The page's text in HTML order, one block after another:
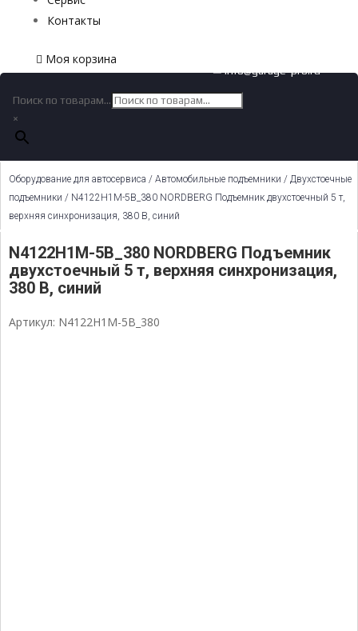
Контакты
Моя корзина
✉ info@garage-pro.ru
Поиск по товарам...
×
Оборудование для автосервиса / Автомобильные подъемники / Двухстоечные
подъемники / N4122H1M-5B_380 NORDBERG Подъемник двухстоечный 5 т,
верхняя синхронизация, 380 В, синий
N4122H1M-5B_380 NORDBERG Подъемник
двухстоечный 5 т, верхняя синхронизация,
380 В, синий
Артикул: N4122H1M-5B_380